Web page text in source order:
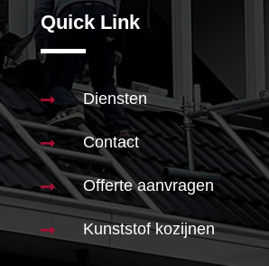
Quick Link
 Diensten
 Contact
 Offerte aanvragen
 Kunststof kozijnen